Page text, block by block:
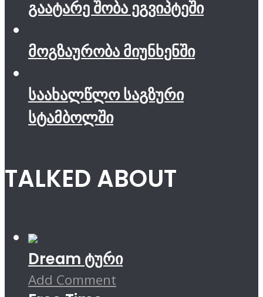
გაატარე შობა ეგვიპტეში
მოგზაურობა მიუნხენში
საახალწლო საგზური
სტამბოლში
TALKED ABOUT
Dream ტური
Add Comment